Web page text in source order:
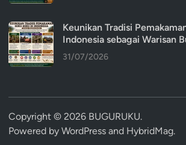
Keunikan Tradisi
Indonesia sebagai Warisan
31/07/2026
Copyright © 2026 BUGURUKU.
Powered by WordPress and HybridMag.